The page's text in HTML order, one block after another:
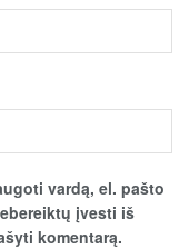
vardą, el. pašto
įvesti iš
komentarą.